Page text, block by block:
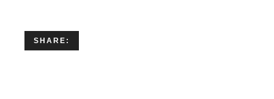
SHARE: